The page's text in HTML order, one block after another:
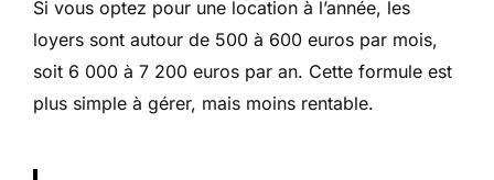
Si vous optez pour une location à l’année, les
loyers sont autour de 500 à 600 euros par mois,
soit 6 000 à 7 200 euros par an. Cette formule est
plus simple à gérer, mais moins rentable.